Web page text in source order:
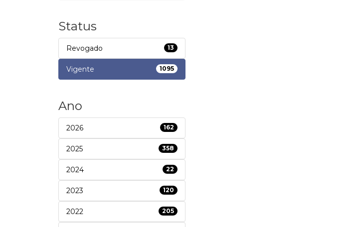
Status
Revogado 13
Vigente 1095
Ano
2026 162
2025 358
2024 22
2023 120
2022 205